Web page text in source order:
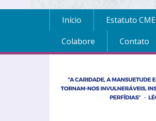
Início Estatuto CME
Colabore
Contato